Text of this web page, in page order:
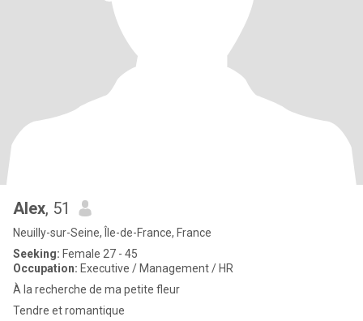
Alex, 51
Neuilly-sur-Seine, Île-de-France, France
Seeking: Female 27 - 45
Occupation: Executive / Management / HR
À la recherche de ma petite fleur
Tendre et romantique